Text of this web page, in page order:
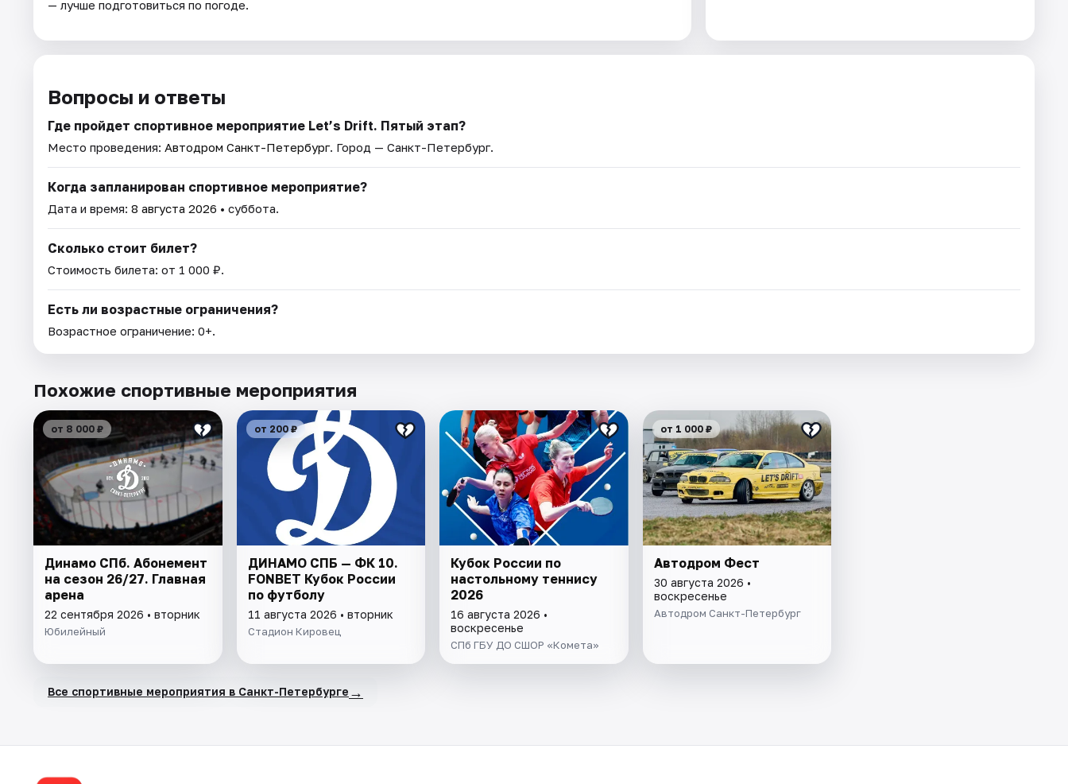
— лучше подготовиться по погоде.
Вопросы и ответы
Где пройдет спортивное мероприятие Let’s Drift. Пятый этап?
Место проведения: Автодром Санкт-Петербург. Город — Санкт-Петербург.
Когда запланирован спортивное мероприятие?
Дата и время: 8 августа 2026 • суббота.
Сколько стоит билет?
Стоимость билета: от 1 000 ₽.
Есть ли возрастные ограничения?
Возрастное ограничение: 0+.
Похожие спортивные мероприятия
от 8 000 ₽
Динамо СПб. Абонемент
на сезон 26/27. Главная
арена
22 сентября 2026 • вторник
Юбилейный
от 200 ₽
ДИНАМО СПБ — ФК 10.
FONBET Кубок России
по футболу
11 августа 2026 • вторник
Стадион Кировец
Кубок России по
настольному теннису
2026
16 августа 2026 •
воскресенье
СПб ГБУ ДО СШОР «Комета»
от 1 000 ₽
Автодром Фест
30 августа 2026 •
воскресенье
Автодром Санкт-Петербург
Все спортивные мероприятия в Санкт-Петербурге →